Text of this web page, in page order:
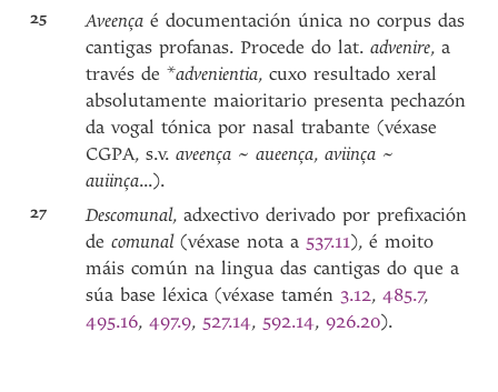
25 Aveençaé documentación única no corpus das
cantigas profanas. Procede do lat.advenire, a
través de *advenientia, cuxo resultado xeral
absolutamente maioritario presenta pechazón
da vogal tónica por nasal trabante (véxase
CGPA, s.v.aveença ~aueença,aviinça ~
auiinça...).
27 Descomunal, adxectivo derivado por prefixación
decomunal(véxase nota a 537.11), é moito
máis común na lingua das cantigas do que a
súa base léxica (véxase tamén 3.12,485.7,
495.16,497.9, 527.14, 592.14,926.20).